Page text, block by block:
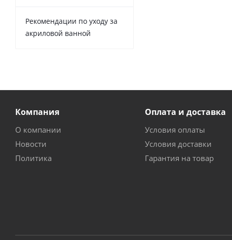
Рекомендации по уходу за
акриловой ванной
Компания
О компании
Новости
Политика
Оплата и доставка
Условия оплаты
Условия доставки
Гарантия на товар